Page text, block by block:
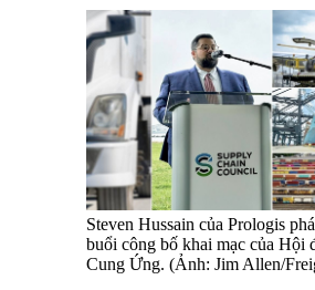
Steven Hussain của Prologis
buổi công bố khai mạc của Hội
Cung Ứng. (Ảnh: Jim Allen/